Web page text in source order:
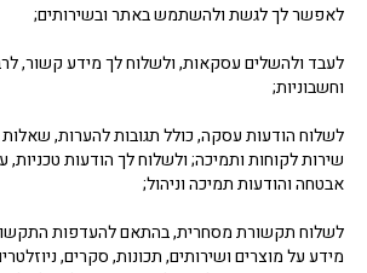
לאפשר לך לגשת ולהשתמש באתר ובשירותים;
לעבד ולהשלים עסקאות, ולשלוח לך מידע קשור,
וחשבוניות;
לשלוח הודעות עסקה, כולל תגובות להערות,
שירות לקוחות ותמיכה; ולשלוח לך הודעות טכניות,
אבטחה והודעות תמיכה וניהול;
לשלוח תקשורת מסחרית, בהתאם להעדפות
מידע על מוצרים ושירותים, תכונות, סקרים,